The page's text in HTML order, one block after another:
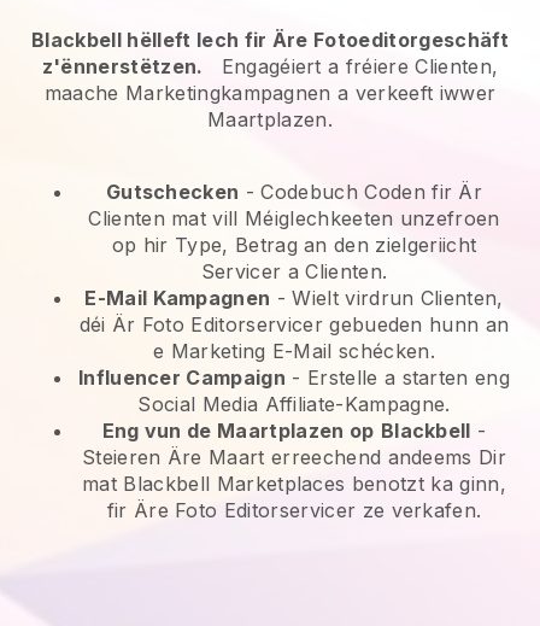
Blackbell hëlleft Iech fir Äre Fotoeditorgeschäft
z'ënnerstëtzen.
Engagéiert a fréiere Clienten,
maache Marketingkampagnen a verkeeft iwwer
Maartplazen.
Gutschecken - Codebuch Coden fir Är
Clienten mat vill Méiglechkeeten unzefroen
op hir Type, Betrag an den zielgeriicht
Servicer a Clienten.
E-Mail Kampagnen -Wielt virdrun Clienten,
déi Är Foto Editorservicer gebueden hunn an
e Marketing E-Mail schécken.
Influencer Campaign - Erstelle a starten eng
Social Media Affiliate-Kampagne.
Eng vun de Maartplazen op Blackbell -
Steieren Äre Maart erreechend andeems Dir
mat Blackbell Marketplaces benotzt ka ginn,
fir Äre Foto Editorservicer ze verkafen.